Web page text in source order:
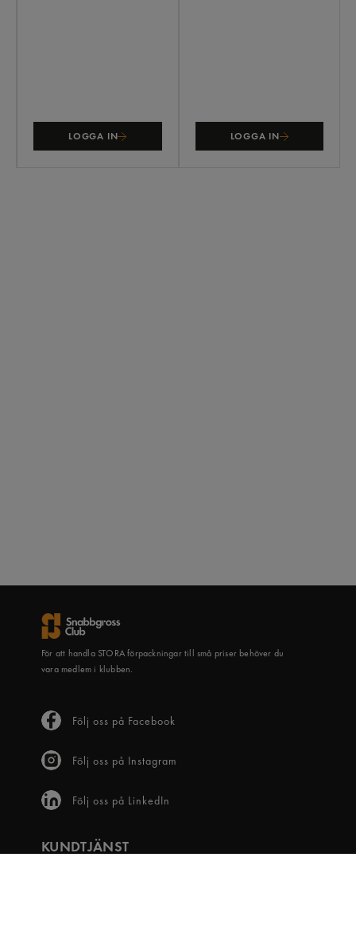
LOGGA IN LOGGA IN
För att handla STORA förpackningar till små priser behöver du
vara medlem i klubben.
Följ oss på Facebook
Följ oss på Instagram
Följ oss på LinkedIn
KUNDTJÄNST